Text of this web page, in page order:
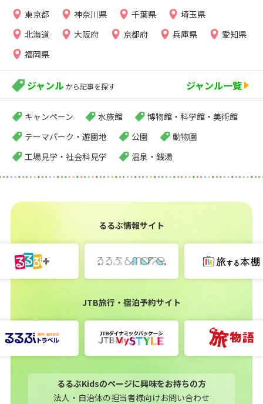
東京都 神奈川県 千葉県
埼玉県
北海道
大阪府 京都府 兵庫県
愛知県
福岡県
ジャンル から記事を探す ジャンル一覧
キャンペーン 水族館
博物館・科学館・美術館
テーマパーク・遊園地
公園
動物園
工場見学・社会科見学
温泉・銭湯
るるぶ情報サイト
JTB旅行・宿泊予約サイト
るるぶKidsのページに興味をお持ちの方
法人・自治体の担当者様向けお問い合わせ